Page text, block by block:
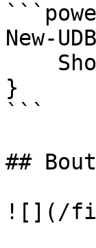
New-
}
```
##
![](/